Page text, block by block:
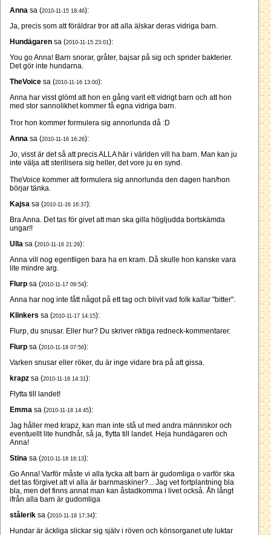
Anna sa (2010-11-15 18:46):
Ja, precis som att föräldrar tror att alla älskar deras vidriga barn.
Hundägaren sa (2010-11-15 23:01):
You go Anna! Barn snorar, gråter, bajsar på sig och sprider bakterier.
Det gör inte hundarna.
TheVoice sa (2010-11-16 13:00):
Anna har visst glömt att hon en gång varit ett vidrigt barn och att hon
med stor sannolikhet kommer få egna vidriga barn.
Tror hon kommer formulera sig annorlunda då :D
Anna sa (2010-11-16 16:26):
Jo, visst är det så att precis ALLA här i världen vill ha barn. Man kan ju
inte välja att sterilisera sig heller, det vore ju en synd.
TheVoice kommer att formulera sig annorlunda den dagen han/hon
börjar tänka.
Kajsa sa (2010-11-16 16:37):
Bra Anna. Det tas för givet att man ska gilla högljudda bortskämda
ungar!!
Ulla sa (2010-11-16 21:29):
Anna vill nog egentligen bara ha en kram. Då skulle hon kanske vara
lite mindre arg.
Flurp sa (2010-11-17 09:54):
Anna har nog inte fått något på ett tag och blivit vad folk kallar "bitter".
Klinkers sa (2010-11-17 14:15):
Flurp, du snusar. Eller hur? Du skriver riktiga redneck-kommentarer.
Flurp sa (2010-11-18 07:56):
Varken snusar eller röker, du är inge vidare bra på att gissa.
krapz sa (2010-11-18 14:31):
Flytta till landet!
Emma sa (2010-11-18 14:45):
Jag håller med krapz, kan man inte stå ut med andra människor och
eventuellt lite hundhår, så ja, flytta till landet. Heja hundägaren och
Anna!
Stina sa (2010-11-18 16:13):
Go Anna! Varför måste vi alla tycka att barn är gudomliga o varför ska
det tas förgivet att vi alla är barnmaskiner?... Jag vet fortplantning bla
bla, men det finns annat man kan åstadkomma i livet också. Åh långt
ifrån alla barn är gudomliga
stålerik sa (2010-11-18 17:34):
Hundar är äckliga slickar sig själv i röven och könsorganet ute luktar